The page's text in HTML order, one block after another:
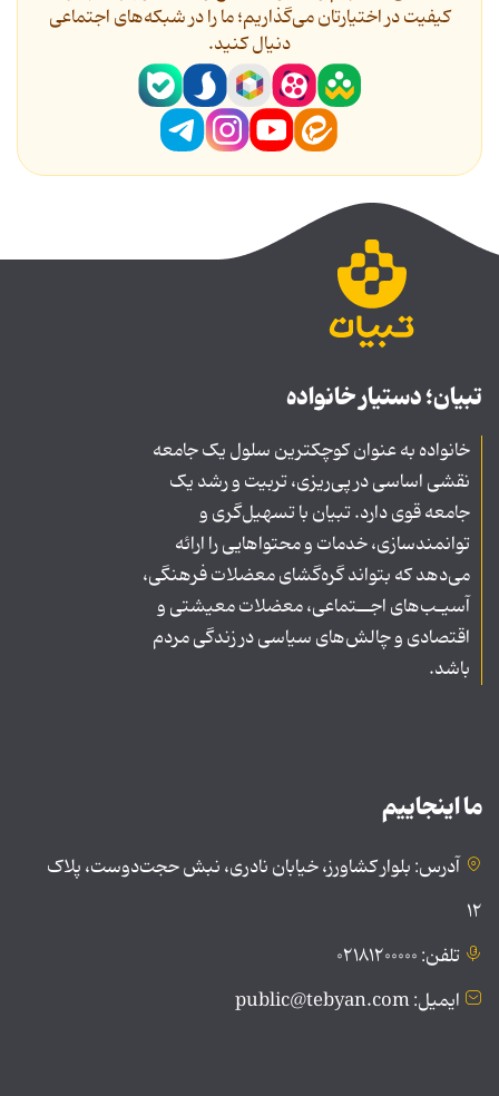
کیفیت در اختیارتان می‌گذاریم؛ ما را در شبکه‌های اجتماعی
دنیال کنید.
تبیان؛ دستیار خانواده
خانواده به عنوان کوچکترین سلول یک جامعه
نقشی اساسی در پی‌ریزی، تربیت و رشد یک
جامعه قوی دارد. تبیان با تسهیل‌گری و
توانمندسازی، خدمات و محتواهایی را ارائه
می‌دهد که بتواند گره‌گشای معضلات فرهنگی،
آسیـب‌های اجــتماعی، معضلات معیشتی و
اقتصادی و چالش‌های سیاسی در زندگی مردم
باشد.
ما اینجاییم
آدرس: بلوار کشاورز، خیابان نادری، نبش حجت‌دوست، پلاک
۱۲
تلفن: ۰۲۱۸۱۲۰۰۰۰۰
ایمیل: public@tebyan.com